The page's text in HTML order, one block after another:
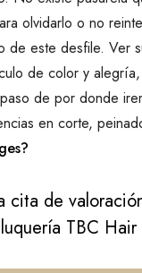
olvidarlo o no
de este desfile. Ver
de color y
de por donde
en corte,
cita de
TBC Hair